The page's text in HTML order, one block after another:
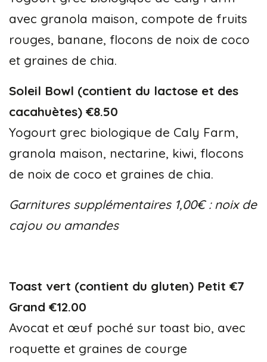
avec granola maison, compote de fruits
rouges, banane, flocons de noix de coco
et graines de chia.
Soleil Bowl (contient du lactose et des
cacahuètes) €8.50
Yogourt grec biologique de Caly Farm,
granola maison, nectarine, kiwi, flocons
de noix de coco et graines de chia.
Garnitures supplémentaires 1,00€ : noix de
cajou ou amandes
Toast vert (contient du gluten) Petit €7
Grand €12.00
Avocat et œuf poché sur toast bio, avec
roquette et graines de courge